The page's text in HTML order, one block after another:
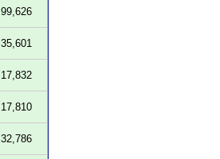
99,626
35,601
17,832
17,810
32,786